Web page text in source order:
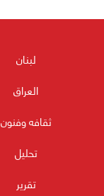
لبنان
العراق
ثقافه وفنون
تحليل
تقرير